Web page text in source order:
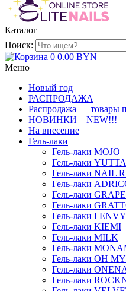
Каталог
Поиск:
0 0.00 BYN
Меню
Новый год
РАСПРОДАЖА
Распродажа — товары
НОВИНКИ – NEW!!!
На внесение
Гель-лаки
Гель-лаки MOJO
Гель-лаки YUTTA
Гель-лаки NAIL
Гель-лаки
Гель-лаки GRAPE
Гель-лаки
Гель-лаки I
Гель-лаки KIEMI
Гель-лаки MILK
Гель-лаки
Гель-лаки OH
Гель-лаки
Гель-лаки